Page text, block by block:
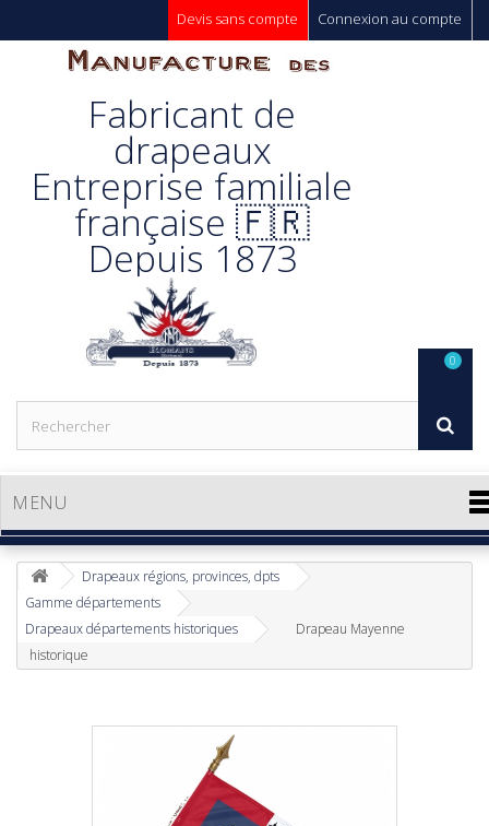
Connexion au compte
Devis sans compte
Manufacture
Des
Drapeaux
Unic s.a.
Fabricant de
drapeaux
Entreprise familiale
française 🇫🇷
Depuis 1873
MENU
0
Drapeaux régions, provinces, dpts
Gamme départements
Drapeaux départements historiques
Drapeau Mayenne
historique